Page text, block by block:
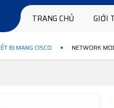
TRANG CHỦ GIỚI
BỊ MẠNG CISCO NETWORK